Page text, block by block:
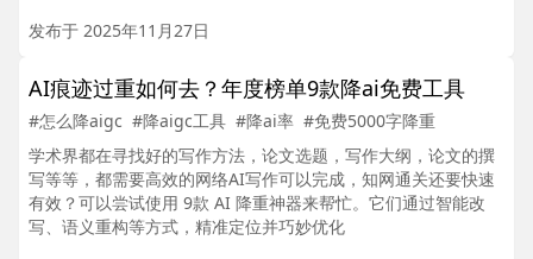
发布于 2025年11月27日
AI痕迹过重如何去？年度榜单9款降ai免费工具
#怎么降aigc #降aigc工具 #降ai率 #免费5000字降重
学术界都在寻找好的写作方法，论文选题，写作大纲，论文的撰
写等等，都需要高效的网络AI写作可以完成，知网通关还要快速
有效？可以尝试使用 9款 AI 降重神器来帮忙。它们通过智能改
写、语义重构等方式，精准定位并巧妙优化